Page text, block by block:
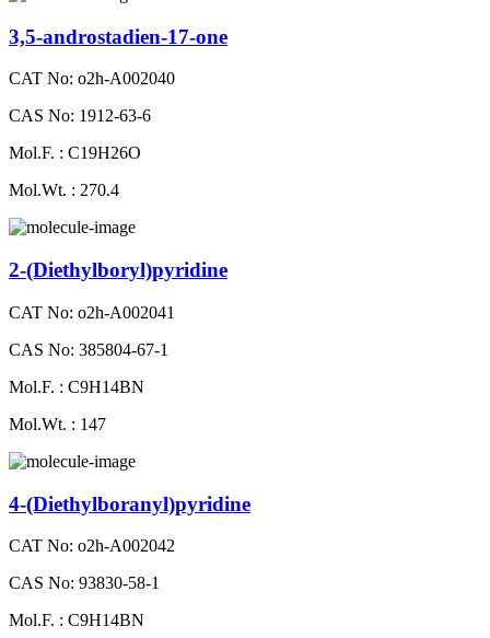
3,5-androstadien-17-one
CAT No: o2h-A002040
CAS No: 1912-63-6
Mol.F. : C19H26O
Mol.Wt. : 270.4
2-​(Diethylboryl)pyridine
CAT No: o2h-A002041
CAS No: 385804-67-1
Mol.F. : C9H14BN
Mol.Wt. : 147
4-(Diethylboranyl)​pyridine
CAT No: o2h-A002042
CAS No: 93830-58-1
Mol.F. : C9H14BN